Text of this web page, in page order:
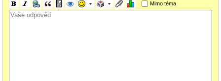
Mimo téma